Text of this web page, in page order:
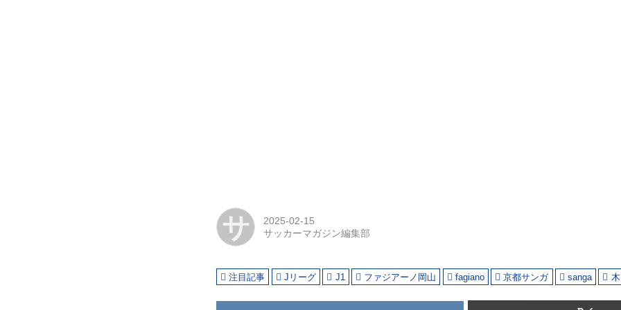
サ
2025-02-15
サッカーマガジン編集部
注目記事 Jリーグ J1 ファジアーノ岡山 fagiano 京都サンガ sanga